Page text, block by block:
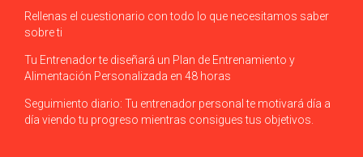
Rellenas el cuestionario con todo lo que necesitamos saber
sobre ti
Tu Entrenador te diseñará un Plan de Entrenamiento y
Alimentación Personalizada en 48 horas
Seguimiento diario: Tu entrenador personal te motivará día a
día viendo tu progreso mientras consigues tus objetivos.